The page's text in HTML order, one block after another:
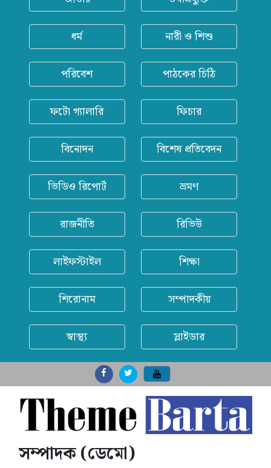
ধর্ম নারী ও শিশু
পরিবেশ পাঠকের চিঠি
ফটো গ্যালারি ফিচার
বিনোদন বিশেষ প্রতিবেদন
ভিডিও রিপোর্ট ভ্রমণ
রাজনীতি রিভিউ
লাইফস্টাইল শিক্ষা
শিরোনাম সম্পাদকীয়
স্বাস্থ্য স্লাইডার
সম্পাদক (ডেমো)